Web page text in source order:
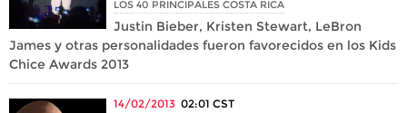
LOS 40 PRINCIPALES COSTA RICA
Justin Bieber, Kristen Stewart, LeBron
James y otras personalidades fueron favorecidos en los Kids
Chice Awards 2013
14/02/2013 02:01 CST